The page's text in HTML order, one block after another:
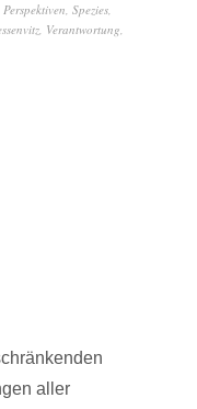
Perspektiven, Spezies,
, Verantwortung,
aller